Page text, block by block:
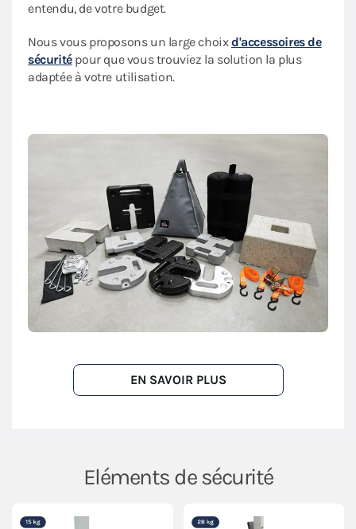
entendu, de votre budget.
Nous vous proposons un large choixd'accessoires de
sécuritépour que vous trouviez la solution la plus
adaptée à votre utilisation.
EN SAVOIR PLUS
Eléments de sécurité